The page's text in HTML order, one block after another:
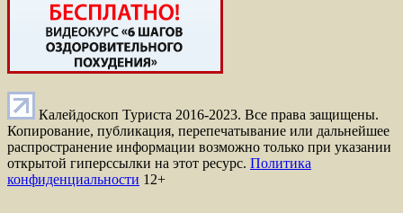
Калейдоскоп Туриста 2016-2023. Все права защищены.
Копирование, публикация, перепечатывание или дальнейшее
распространение информации возможно только при указании
открытой гиперссылки на этот ресурс. Политика
конфиденциальности 12+